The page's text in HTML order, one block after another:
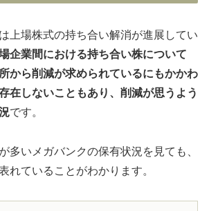
上場株式の持ち合い解消が進展してい
企業間における持ち合い株について
から削減が求められているにもかかわ
在しないこともあり、削減が思うよう
です。
多いメガバンクの保有状況を見ても、
れていることがわかります。